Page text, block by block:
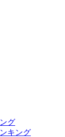
グ
キング